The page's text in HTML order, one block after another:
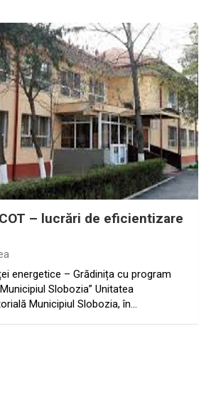
– lucrări de eficientizare
energetice – Grădinița cu program
Slobozia” Unitatea
Municipiul Slobozia, în…